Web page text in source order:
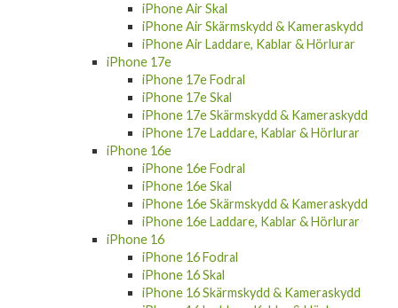
iPhone Air Skal
iPhone Air Skärmskydd & Kameraskydd
iPhone Air Laddare, Kablar & Hörlurar
iPhone 17e
iPhone 17e Fodral
iPhone 17e Skal
iPhone 17e Skärmskydd & Kameraskydd
iPhone 17e Laddare, Kablar & Hörlurar
iPhone 16e
iPhone 16e Fodral
iPhone 16e Skal
iPhone 16e Skärmskydd & Kameraskydd
iPhone 16e Laddare, Kablar & Hörlurar
iPhone 16
iPhone 16 Fodral
iPhone 16 Skal
iPhone 16 Skärmskydd & Kameraskydd